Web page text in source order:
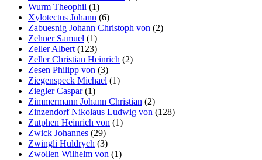
Wurm Theophil (1)
Xylotectus Johann (6)
Zabuesnig Johann Christoph von (2)
Zehner Samuel (1)
Zeller Albert(123)
Zeller Christian Heinrich (2)
Zesen Philipp von (3)
Ziegenspeck Michael (1)
Ziegler Caspar(1)
Zimmermann Johann Christian (2)
Zinzendorf Nikolaus Ludwig von (128)
Zutphen Heinrich von (1)
Zwick Johannes (29)
Zwingli Huldrych (3)
Zwollen Wilhelm von (1)